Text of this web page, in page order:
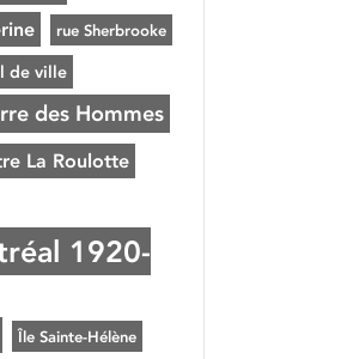
rue Sherbrooke
de ville
des Hommes
La Roulotte
1920-
Île Sainte-Hélène